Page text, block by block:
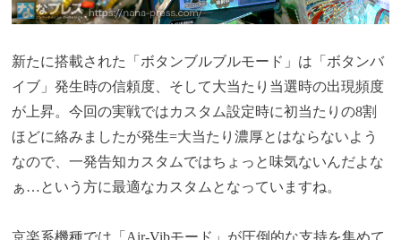
新たに搭載された「ボタンブルブルモード」は「ボタンバ
イブ」発生時の信頼度、そして大当たり当選時の出現頻度
が上昇。今回の実戦ではカスタム設定時に初当たりの8割
ほどに絡みましたが発生=大当たり濃厚とはならないよう
なので、一発告知カスタムではちょっと味気ないんだよな
ぁ…という方に最適なカスタムとなっていますね。
京楽系機種では「Air-Vibモード」が圧倒的な支持を集めて